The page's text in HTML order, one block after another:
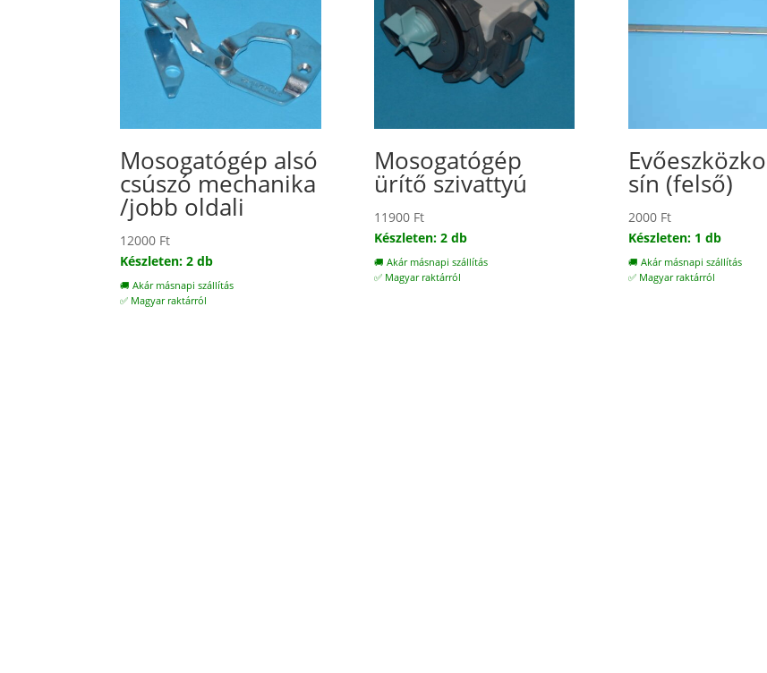
Mosogatógép alsó
csúszó mechanika
/jobb oldali
12000 Ft
Készleten: 2 db
🚚 Akár másnapi szállítás
✅ Magyar raktárról
Mosogatógép
ürítő szivattyú
11900 Ft
Készleten: 2 db
🚚 Akár másnapi szállítás
✅ Magyar raktárról
sín (felső)
2000 Ft
Készleten: 1 db
🚚 Akár másnapi szállítás
✅ Magyar raktárról